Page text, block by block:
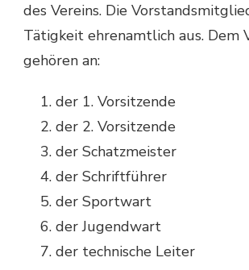
des Vereins. Die
Tätigkeit ehrenamtlich aus. Dem
gehören an:
der 1. Vorsitzende
der 2. Vorsitzende
der Schatzmeister
der Schriftführer
der Sportwart
der Jugendwart
der technische Leiter